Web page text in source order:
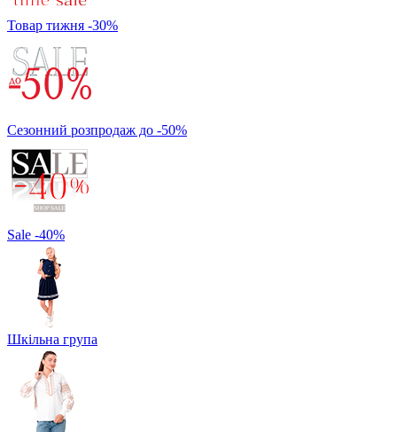
Товар тижня -30%
Сезонний розпродаж до -50%
Sale -40%
Шкільна група